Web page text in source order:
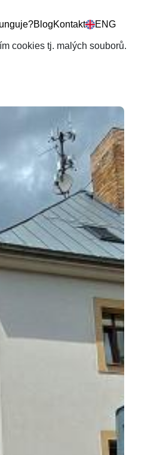
BlogKontakt ENG
cookies tj. malých souborů.